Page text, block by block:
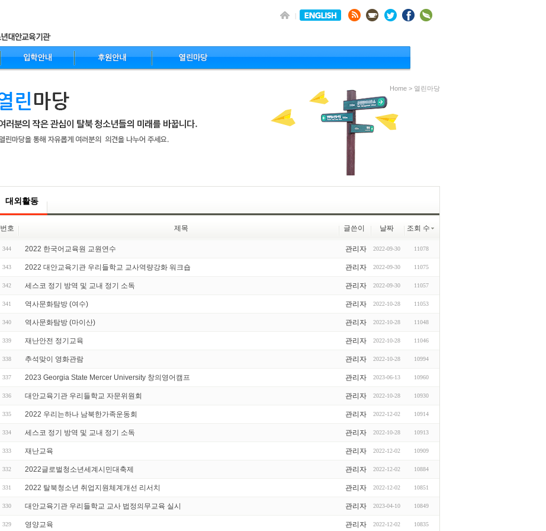
Home > 열린마당
대외활동
번호 제목 글쓴이 날짜 조회 수
344 2022 한국어교육원 교원연수 관리자 2022-09-30 11078
343 2022 대안교육기관 우리들학교 교사역량강화 워크숍 관리자 2022-09-30 11075
342 세스코 정기 방역 및 교내 정기 소독 관리자 2022-09-30 11057
341 역사문화탐방 (여수) 관리자 2022-10-28 11053
340 역사문화탐방 (마이산) 관리자 2022-10-28 11048
339 재난안전 정기교육 관리자 2022-10-28 11046
338 추석맞이 영화관람 관리자 2022-10-28 10994
337 2023 Georgia State Mercer University 창의영어캠프 관리자 2023-06-13 10960
336 대안교육기관 우리들학교 자문위원회 관리자 2022-10-28 10930
335 2022 우리는하나 남북한가족운동회 관리자 2022-12-02 10914
334 세스코 정기 방역 및 교내 정기 소독 관리자 2022-10-28 10913
333 재난교육 관리자 2022-12-02 10909
332 2022글로벌청소년세계시민대축제 관리자 2022-12-02 10884
331 2022 탈북청소년 취업지원체계개선 리서치 관리자 2022-12-02 10851
330 대안교육기관 우리들학교 교사 법정의무교육 실시 관리자 2023-04-10 10849
329 영양교육 관리자 2022-12-02 10835